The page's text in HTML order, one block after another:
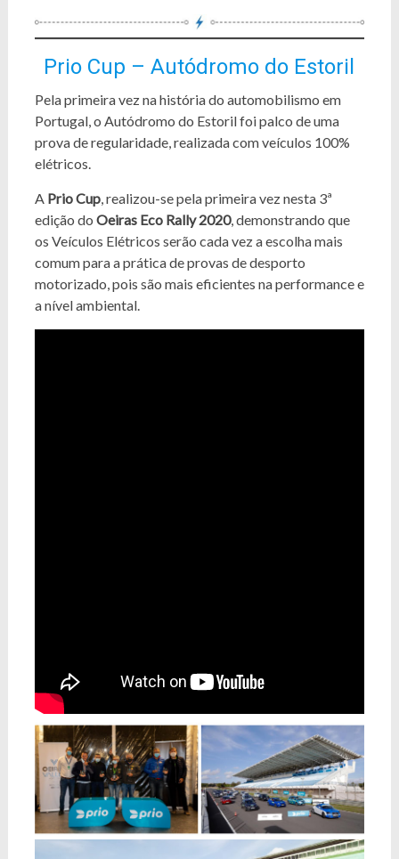
Prio Cup – Autódromo do Estoril
Pela primeira vez na história do automobilismo em
Portugal, o Autódromo do Estoril foi palco de uma
prova de regularidade, realizada com veículos 100%
elétricos.
A Prio Cup, realizou-se pela primeira vez nesta 3ª
edição do Oeiras Eco Rally 2020, demonstrando que
os Veículos Elétricos serão cada vez a escolha mais
comum para a prática de provas de desporto
motorizado, pois são mais eficientes na performance e
a nível ambiental.